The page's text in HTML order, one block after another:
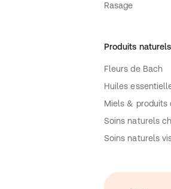
Rasage
Produits
Fleurs de Bach
Huiles
Miels & produits
Soins naturels
Soins naturels